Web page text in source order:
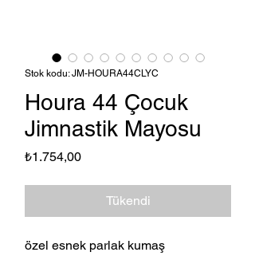
Stok kodu: JM-HOURA44CLYC
Houra 44 Çocuk
Jimnastik Mayosu
₺1.754,00Fiyat
Tükendi
özel esnek parlak kumaş